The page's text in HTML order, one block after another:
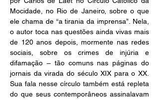
Mocidade, no Rio de Janeiro, sobre o que
ele chama de “a tirania da imprensa”. Nela,
o autor toca nas questões ainda vivas mais
de 120 anos depois, mormente nas redes
sociais, sobre os crimes de injúria e
difamação – tão comuns nas páginas do
jornais da virada do século XIX para o XX.
Sua fala nesse círculo também está repleta
do que seus contemporâneos assinalavam